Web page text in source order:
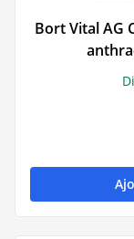
Bort Vital AG